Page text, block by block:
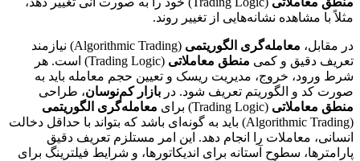
مثلاً با مشاهده نشانه‌هایی از تغییر روند.
در مقابل، معامله‌گری الگوریتمی
(Algorithmic Trading) نیازمند
تعریف دقیق و کمی منطق معاملاتی
(Trading Logic) است. هر
شرط ورود، خروج، مدیریت ریسک و تعیین حجم معامله باید به
صورت کد و الگوریتم تعریف شود. در بازار کم‌نوسان، طراحی
منطق معاملاتی (Trading Logic) برای
معامله‌گری الگوریتمی
(Algorithmic Trading) باید به گونه‌ای باشد که بتواند با حداقل دخالت
انسانی، معاملات را انجام دهد. این امر مستلزم تعریف دقیق
پارامترها، سطوح آستانه برای اندیکاتورها، و شرایط فیلترینگ برای